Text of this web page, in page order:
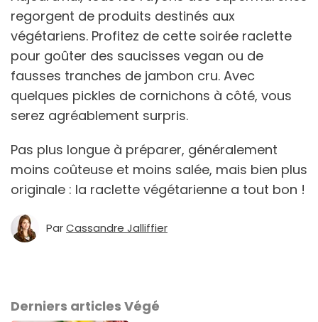
regorgent de produits destinés aux
végétariens. Profitez de cette soirée raclette
pour goûter des saucisses vegan ou de
fausses tranches de jambon cru. Avec
quelques pickles de cornichons à côté, vous
serez agréablement surpris.
Pas plus longue à préparer, généralement
moins coûteuse et moins salée, mais bien plus
originale : la raclette végétarienne a tout bon !
ParCassandre Jalliffier
Derniers articles Végé